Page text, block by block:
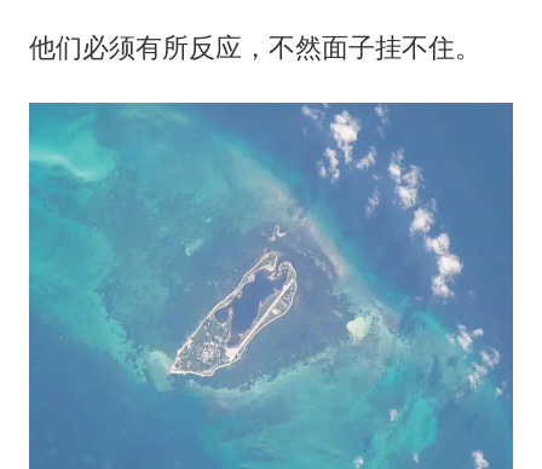
他们必须有所反应，不然面子挂不住。